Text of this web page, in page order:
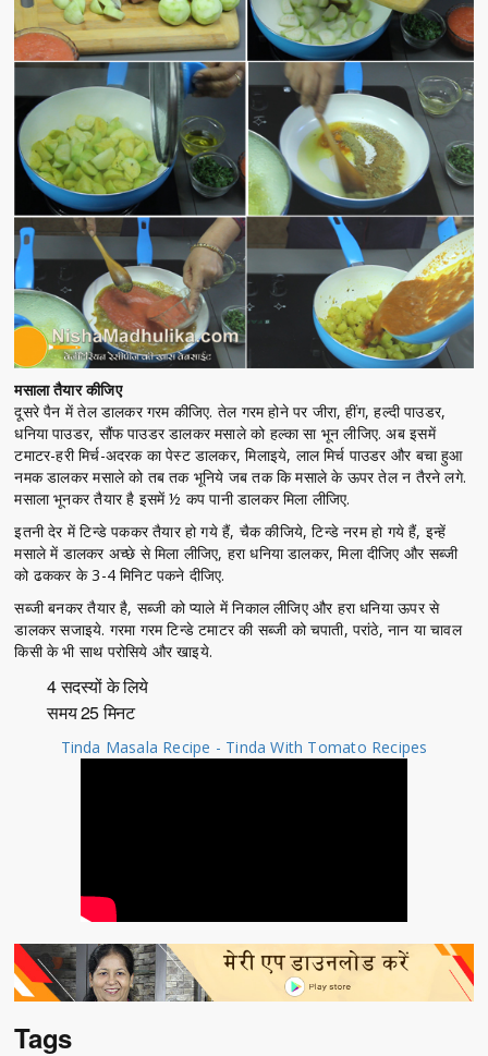
मसाला तैयार कीजिए
दूसरे पैन में तेल डालकर गरम कीजिए. तेल गरम होने पर जीरा, हींग, हल्दी पाउडर,
धनिया पाउडर, सौंफ पाउडर डालकर मसाले को हल्का सा भून लीजिए. अब इसमें
टमाटर-हरी मिर्च-अदरक का पेस्ट डालकर, मिलाइये, लाल मिर्च पाउडर और बचा हुआ
नमक डालकर मसाले को तब तक भूनिये जब तक कि मसाले के ऊपर तेल न तैरने लगे.
मसाला भूनकर तैयार है इसमें ½ कप पानी डालकर मिला लीजिए.
इतनी देर में टिन्डे पककर तैयार हो गये हैं, चैक कीजिये, टिन्डे नरम हो गये हैं, इन्हें
मसाले में डालकर अच्छे से मिला लीजिए, हरा धनिया डालकर, मिला दीजिए और सब्जी
को ढककर के 3-4 मिनिट पकने दीजिए.
सब्जी बनकर तैयार है, सब्जी को प्याले में निकाल लीजिए और हरा धनिया ऊपर से
डालकर सजाइये. गरमा गरम टिन्डे टमाटर की सब्जी को चपाती, परांठे, नान या चावल
किसी के भी साथ परोसिये और खाइये.
4 सदस्यों के लिये
समय 25 मिनट
Tinda Masala Recipe - Tinda With Tomato Recipes
Tags